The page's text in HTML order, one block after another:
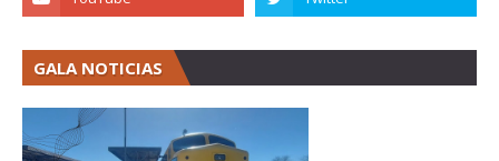
GALA NOTICIAS